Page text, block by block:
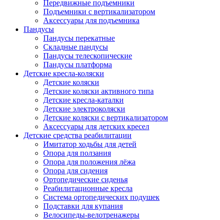
Передвижные подъемники
Подъемники с вертикализатором
Аксессуары для подъемника
Пандусы
Пандусы перекатные
Складные пандусы
Пандусы телескопические
Пандусы платформа
Детские кресла-коляски
Детские коляски
Детские коляски активного типа
Детские кресла-каталки
Детские электроколяски
Детские коляски с вертикализатором
Аксессуары для детских кресел
Детские средства реабилитации
Имитатор ходьбы для детей
Опора для ползания
Опора для положения лёжа
Опора для сидения
Ортопедические сиденья
Реабилитационные кресла
Система ортопедических подушек
Подставки для купания
Велосипеды-велотренажеры